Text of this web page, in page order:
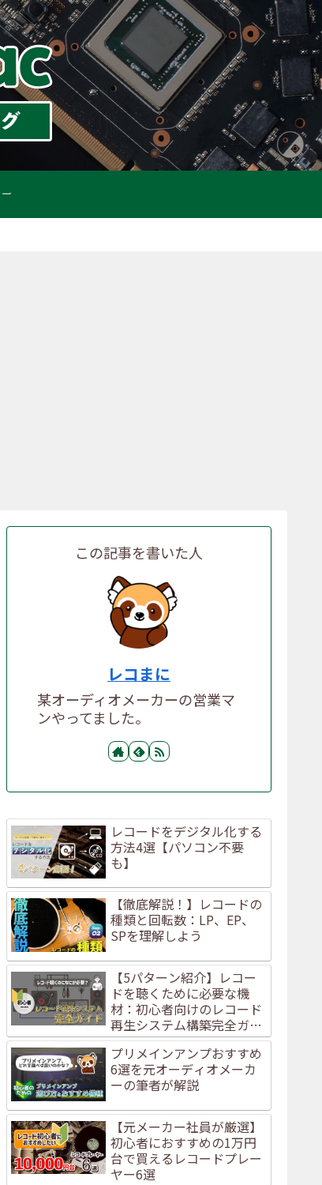
【元メーカー社員が厳選】初
買えるレコードプレーヤー6
この記事を書いた人
レコまに
某オーディオメーカーの営業マ
ンやってました。
レコードをデジタル化する
方法4選【パソコン不要
も】
【徹底解説！】レコードの
種類と回転数：LP、EP、
SPを理解しよう
【5パターン紹介】レコー
ドを聴くために必要な機
材：初心者向けのレコード
再生システム構築完全ガイ
ド！
プリメインアンプおすすめ
6選を元オーディオメーカ
ーの筆者が解説
【元メーカー社員が厳選】
初心者におすすめの1万円
台で買えるレコードプレー
ヤー6選